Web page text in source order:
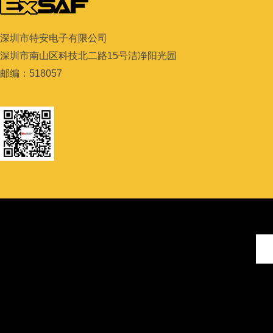
深圳市特安电子有限公司
深圳市南山区科技北二路15号洁净阳光园
邮编： 518057